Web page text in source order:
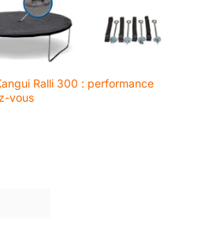
Ralli 300 : performance
vous